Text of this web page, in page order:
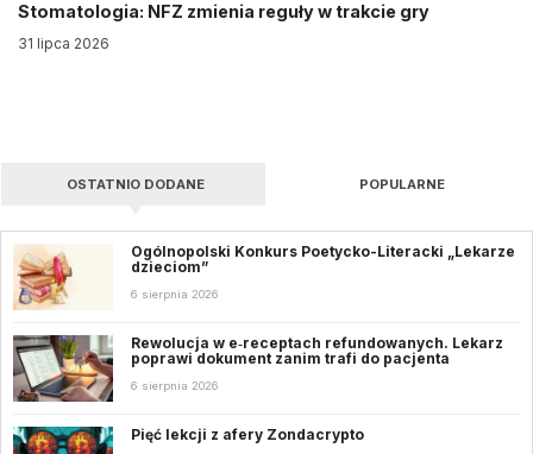
Stomatologia: NFZ zmienia reguły w trakcie gry
31 lipca 2026
OSTATNIO DODANE POPULARNE
Ogólnopolski Konkurs Poetycko-Literacki „Lekarze
dzieciom”
6 sierpnia 2026
Rewolucja w e‑receptach refundowanych. Lekarz
poprawi dokument zanim trafi do pacjenta
6 sierpnia 2026
Pięć lekcji z afery Zondacrypto